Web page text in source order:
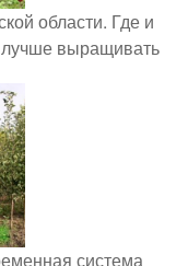
области. Где и
выращивать
система